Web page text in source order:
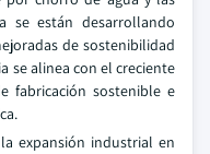
se están desarrollando
de sostenibilidad
se alinea con el creciente
fabricación sostenible e
expansión industrial en